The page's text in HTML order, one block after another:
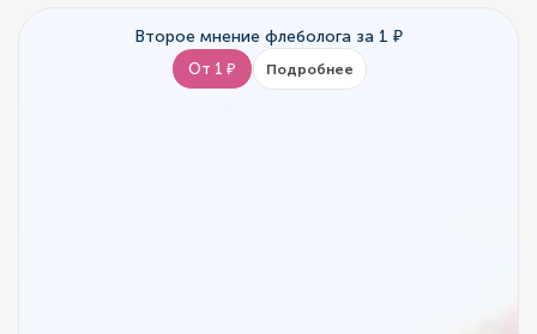
Второе мнение флеболога за 1 ₽
От 1 ₽ Подробнее